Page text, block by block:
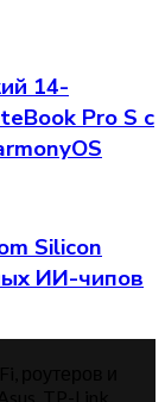
14-
Pro S с
Silicon
ИИ-чипов